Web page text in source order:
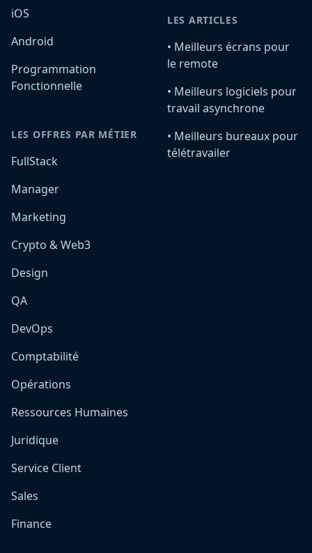
iOS
Android
Programmation
Fonctionnelle
LES OFFRES PAR MÉTIER
FullStack
Manager
Marketing
Crypto & Web3
Design
QA
DevOps
Comptabilité
Opérations
Ressources Humaines
Juridique
Service Client
Sales
Finance
LES ARTICLES
•️ Meilleurs écrans pour
le remote
•️ Meilleurs logiciels pour
travail asynchrone
•️ Meilleurs bureaux pour
télétravailer